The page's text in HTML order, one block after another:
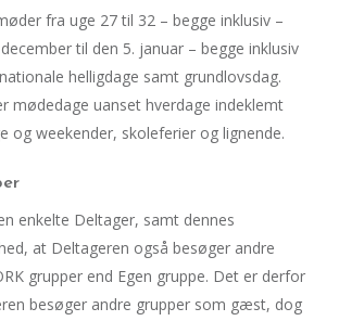
fra uge 27 til 32 – begge inklusiv –
til den 5. januar – begge inklusiv
helligdage samt grundlovsdag.
mødedage uanset hverdage indeklemt
og weekender, skoleferier og lignende.
enkelte Deltager, samt dennes
at Deltageren også besøger andre
grupper end Egen gruppe. Det er derfor
besøger andre grupper som gæst, dog